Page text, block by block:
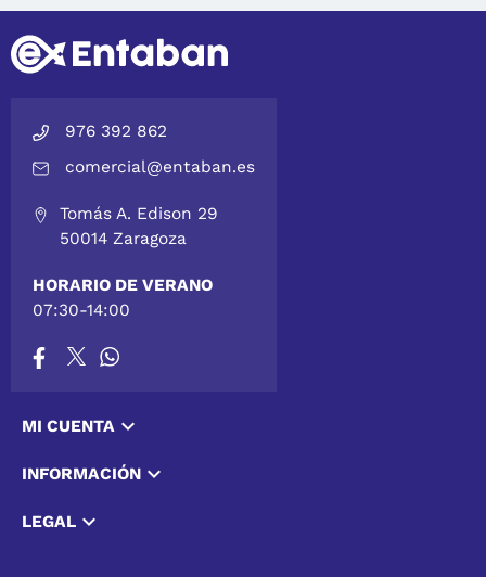
976 392 862
comercial@entaban.es
Tomás A. Edison 29
50014 Zaragoza
HORARIO DE VERANO
07:30-14:00
MI CUENTA 
INFORMACIÓN 
LEGAL 